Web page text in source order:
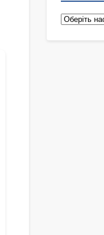
Педіатри